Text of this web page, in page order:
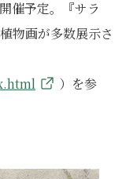
催予定。『サラ
物画が多数展示さ
）を参